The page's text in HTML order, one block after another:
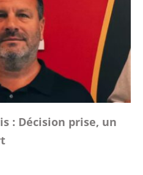
: Décision prise, un